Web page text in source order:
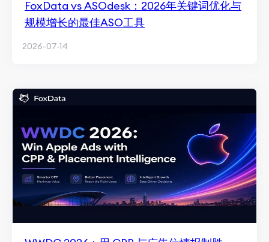
FoxData vs ASOdesk：2026年关键词优化与
规模增长的最佳ASO工具
2026-07-14